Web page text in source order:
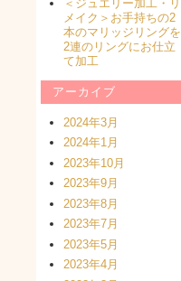
＜ジュエリー加工・リ
メイク＞お手持ちの2
本のマリッジリングを
2連のリングにお仕立
て加工
アーカイブ
2024年3月
2024年1月
2023年10月
2023年9月
2023年8月
2023年7月
2023年5月
2023年4月